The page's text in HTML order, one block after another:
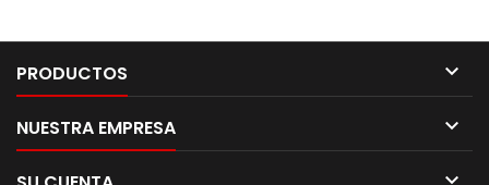
PRODUCTOS 
NUESTRA EMPRESA 